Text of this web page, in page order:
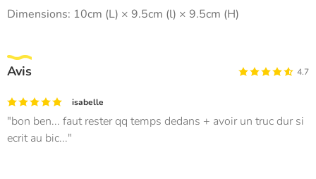
Dimensions: 10cm (L) × 9.5cm (l) × 9.5cm (H)
Avis 4.7
isabelle
bon ben... faut rester qq temps dedans + avoir un truc dur si
ecrit au bic...